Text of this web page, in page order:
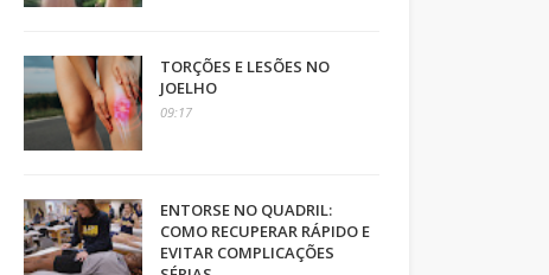
TORÇÕES E LESÕES NO
JOELHO
09:17
ENTORSE NO QUADRIL:
COMO RECUPERAR RÁPIDO E
EVITAR COMPLICAÇÕES